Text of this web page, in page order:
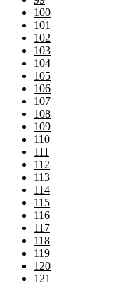
100
101
102
103
104
105
106
107
108
109
110
111
112
113
114
115
116
117
118
119
120
121